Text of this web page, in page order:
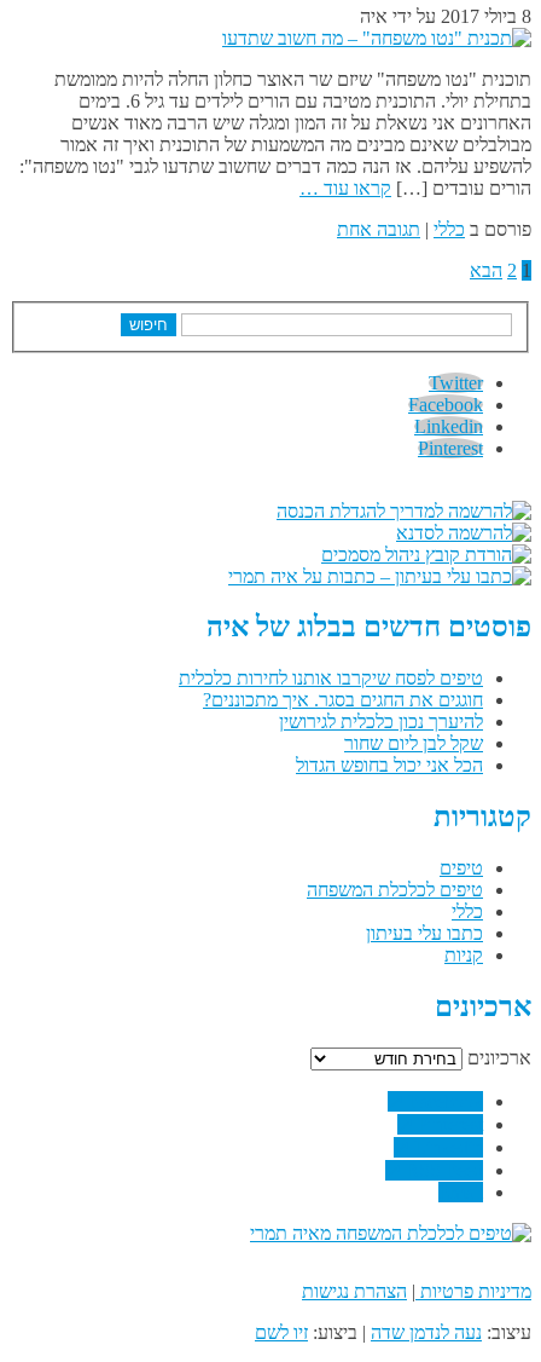
8 ביולי 2017 על ידי איה
תוכנית "נטו משפחה" שיזם שר האוצר כחלון החלה להיות ממומשת
בתחילת יולי. התוכנית מטיבה עם הורים לילדים עד גיל 6. בימים
האחרונים אני נשאלת על זה המון ומגלה שיש הרבה מאוד אנשים
מבולבלים שאינם מבינים מה המשמעות של התוכנית ואיך זה אמור
להשפיע עליהם. אז הנה כמה דברים שחשוב שתדעו לגבי "נטו משפחה":
הורים עובדים […] קראו עוד …
פורסם ב כללי | תגובה אחת
1
2 הבא
חיפוש
Twitter
Facebook
Linkedin
Pinterest
פוסטים חדשים בבלוג של איה
טיפים לפסח שיקרבו אותנו לחירות כלכלית
חוגגים את החגים בסגר. איך מתכוננים?
להיערך נכון כלכלית לגירושין
שקל לבן ליום שחור
הכל אני יכול בחופש הגדול
קטגוריות
טיפים
טיפים לכלכלת המשפחה
כללי
כתבו עלי בעיתון
קניות
ארכיונים
ארכיונים
מדיניות פרטיות | הצהרת נגישות
עיצוב: נעה לנדמן שדה | ביצוע: זיו לשם